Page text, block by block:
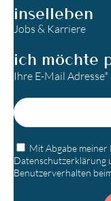
inselleben
Jobs & Karriere
ich möchte
Ihre E-Mail Adresse*
Mit Abgabe meiner
Datenschutzerklärung
Benutzerverhalten